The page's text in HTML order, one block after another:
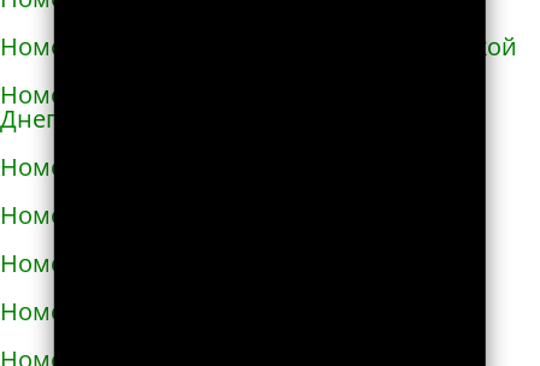
Номера телефонов такси в Каменке-Бугской
Номера телефонов такси в Каменке-
Днепровской
Номера телефонов такси в Каменском
Номера телефонов такси в Каневе
Номера телефонов такси в Карловке
Номера телефонов такси в Каховке
Номера телефонов такси в Киверцах